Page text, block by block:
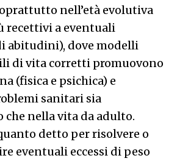
nell’età evolutiva
recettivi a eventuali
abitudini), dove modelli
di vita corretti promuovono
(fisica e psichica) e
sanitari sia
che nella vita da adulto.
detto per risolvere o
eventuali eccessi di peso